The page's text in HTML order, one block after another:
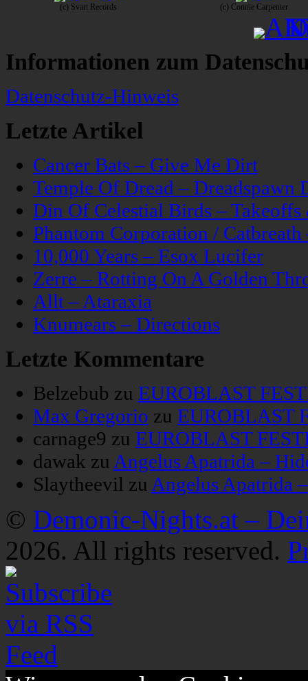
(c) Svart Records (c) Connie Carpenter
Informationen zum
Datenschutz-Hinweis
Letzte Artikel
Cancer Bats – Give Me Dirt
Temple Of Dread – Dreadspawn
Din Of Celestial Birds –
Phantom Corporation /
10,000 Years – Esox Lucifer
Zerre – Rotting On A Golden
Allt – Ataraxia
Knumears – Directions
Letzte Kommentare
Belzebub zu EUROBLAST
Max Gregorio zu EUROBLAST
carnage9 zu EUROBLAST
dawak zuAngelus Apatrida –
Slaytheevil zuAngelus Apatrida
© Demonic-Nights.at –
2026. All rights reserved.